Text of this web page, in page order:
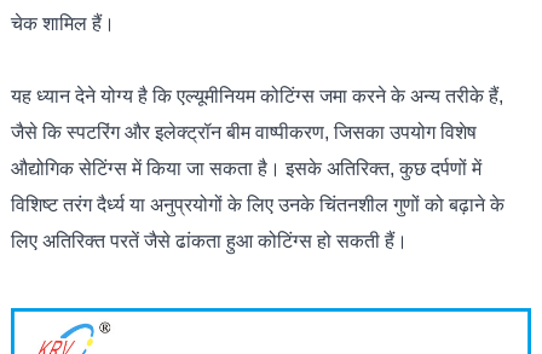
चेक शामिल हैं।
यह ध्यान देने योग्य है कि एल्यूमीनियम कोटिंग्स जमा करने के अन्य तरीके हैं,
जैसे कि स्पटरिंग और इलेक्ट्रॉन बीम वाष्पीकरण, जिसका उपयोग विशेष
औद्योगिक सेटिंग्स में किया जा सकता है। इसके अतिरिक्त, कुछ दर्पणों में
विशिष्ट तरंग दैर्ध्य या अनुप्रयोगों के लिए उनके चिंतनशील गुणों को बढ़ाने के
लिए अतिरिक्त परतें जैसे ढांकता हुआ कोटिंग्स हो सकती हैं।